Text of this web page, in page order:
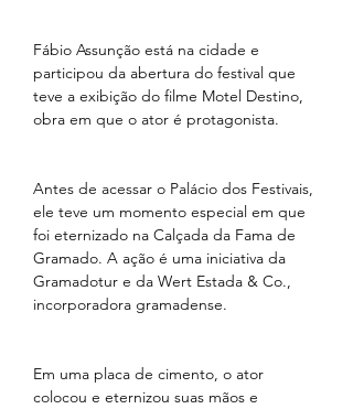
Fábio Assunção está na cidade e
participou da abertura do festival que
teve a exibição do filme Motel Destino,
obra em que o ator é protagonista.
Antes de acessar o Palácio dos Festivais,
ele teve um momento especial em que
foi eternizado na Calçada da Fama de
Gramado. A ação é uma iniciativa da
Gramadotur e da Wert Estada & Co.,
incorporadora gramadense.
Em uma placa de cimento, o ator
colocou e eternizou suas mãos e